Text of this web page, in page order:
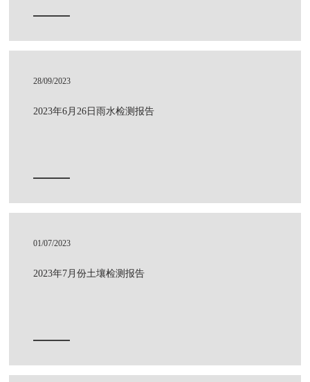
28/09/2023
2023年6月26日雨水检测报告
01/07/2023
2023年7月份土壤检测报告